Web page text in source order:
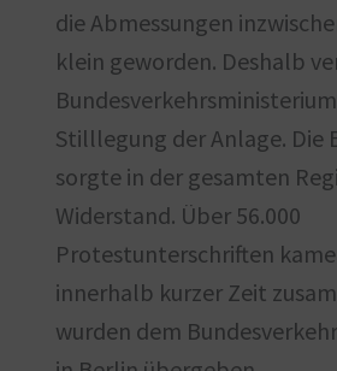
die Abmessungen
klein geworden. Deshalb
Stilllegung der Anlage. Die
sorgte in der gesamten
Widerstand. Über 56.000
Protestunterschriften
innerhalb kurzer Zeit
wurden dem